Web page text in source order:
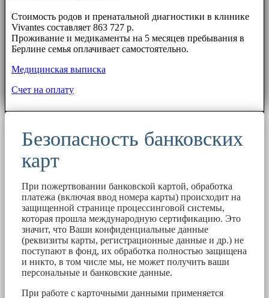
Стоимость родов и пренатальной диагностики в клинике
Vivantes составляет 863 727 р.
Проживание и медикаменты на 5 месяцев пребывания в
Берлине семья оплачивает самостоятельно.
Медицинская выписка
Счет на оплату
Безопасность банковских
карт
При пожертвовании банковской картой, обработка
платежа (включая ввод номера карты) происходит на
защищенной странице процессинговой системы,
которая прошла международную сертификацию. Это
значит, что Ваши конфиденциальные данные
(реквизиты карты, регистрационные данные и др.) не
поступают в фонд, их обработка полностью защищена
и никто, в том числе мы, не может получить ваши
персональные и банковские данные.
При работе с карточными данными применяется